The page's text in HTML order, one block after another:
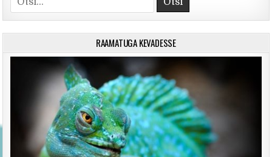
RAAMATUGA KEVADESSE